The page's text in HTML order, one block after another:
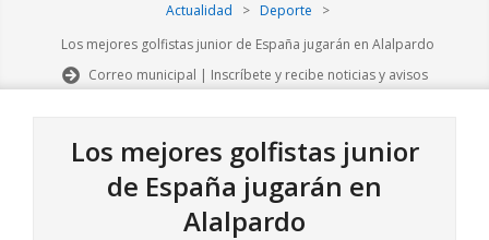
Actualidad
> Deporte
>
Los mejores golfistas junior de España jugarán en Alalpardo
Correo municipal | Inscríbete y recibe noticias y avisos
Los mejores golfistas junior
de España jugarán en
Alalpardo